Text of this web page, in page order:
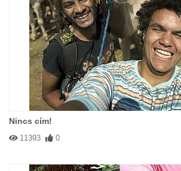
Nincs cím!
11393 0